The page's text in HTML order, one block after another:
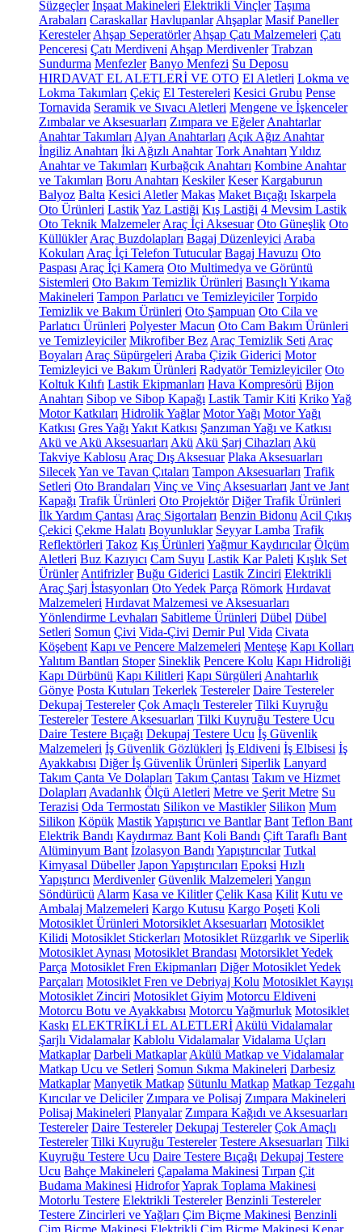
Süzgeçler İnşaat Makineleri Elektrikli Vinçler Taşıma
Arabaları Caraskallar Havlupanlar Ahşaplar Masif Paneller
Keresteler Ahşap Seperatörler Ahşap Çatı Malzemeleri Çatı
Penceresi Çatı Merdiveni Ahşap Merdivenler Trabzan
Sundurma Menfezler Banyo Menfezi Su Deposu
HIRDAVAT EL ALETLERİ VE OTO El Aletleri Lokma ve
Lokma Takımları Çekiç El Testereleri Kesici Grubu Pense
Tornavida Seramik ve Sıvacı Aletleri Mengene ve İşkenceler
Zımbalar ve Aksesuarları Zımpara ve Eğeler Anahtarlar
Anahtar Takımları Alyan Anahtarları Açık Ağız Anahtar
İngiliz Anahtarı İki Ağızlı Anahtar Tork Anahtarı Yıldız
Anahtar ve Takımları Kurbağcık Anahtarı Kombine Anahtar
ve Takımları Boru Anahtarı Keskiler Keser Kargaburun
Balyoz Balta Kesici Aletler Makas Maket Bıçağı Iskarpela
Oto Ürünleri LastikYaz Lastiği Kış Lastiği 4 Mevsim Lastik
Oto Teknik Malzemeler Araç İçi Aksesuar Oto Güneşlik Oto
Küllükler Araç Buzdolapları Bagaj Düzenleyici Araba
Kokuları Araç İçi Telefon Tutucular Bagaj Havuzu Oto
Paspası Araç İçi Kamera Oto Multimedya ve Görüntü
Sistemleri Oto Bakım Temizlik Ürünleri Basınçlı Yıkama
Makineleri Tampon Parlatıcı ve Temizleyiciler Torpido
Temizlik ve Bakım Ürünleri Oto Şampuan Oto Cila ve
Parlatıcı Ürünleri Polyester Macun Oto Cam Bakım Ürünleri
ve Temizleyiciler Mikrofiber Bez Araç Temizlik Seti Araç
Boyaları Araç Süpürgeleri Araba Çizik Giderici Motor
Temizleyici ve Bakım Ürünleri Radyatör Temizleyiciler Oto
Koltuk Kılıfı Lastik Ekipmanları Hava Kompresörü Bijon
Anahtarı Sibop ve Sibop Kapağı Lastik Tamir Kiti KrikoYağ
Motor Katkıları Hidrolik Yağlar Motor Yağı Motor Yağı
Katkısı Gres Yağı Yakıt Katkısı Şanzıman Yağı ve Katkısı
Akü ve Akü Aksesuarları Akü Akü Şarj Cihazları Akü
Takviye Kablosu Araç Dış Aksesuar Plaka Aksesuarları
SilecekYan ve Tavan Çıtaları Tampon Aksesuarları Trafik
Setleri Oto Brandaları Vinç ve Vinç Aksesuarları Jant ve Jant
Kapağı Trafik Ürünleri Oto Projektör Diğer Trafik Ürünleri
İlk Yardım Çantası Araç Sigortaları Benzin Bidonu Acil Çıkış
Çekici Çekme Halatı Boyunluklar Seyyar Lamba Trafik
Reflektörleri Takoz Kış Ürünleri Yağmur Kaydırıcılar Ölçüm
Aletleri Buz Kazıyıcı Cam Suyu Lastik Kar Paleti Kışlık Set
Ürünler Antifrizler Buğu Giderici Lastik Zinciri Elektrikli
Araç Şarj İstasyonları Oto Yedek Parça Römork Hırdavat
Malzemeleri Hırdavat Malzemesi ve Aksesuarları
Yönlendirme Levhaları Sabitleme Ürünleri Dübel Dübel
Setleri Somun Çivi Vida-Çivi Demir Pul Vida Civata
Köşebent Kapı ve Pencere Malzemeleri Menteşe Kapı Kolları
Yalıtım Bantları Stoper Sineklik Pencere Kolu Kapı Hidroliği
Kapı Dürbünü Kapı Kilitleri Kapı Sürgüleri Anahtarlık
Gönye Posta Kutuları Tekerlek Testereler Daire Testereler
Dekupaj Testereler Çok Amaçlı Testereler Tilki Kuyruğu
Testereler Testere Aksesuarları Tilki Kuyruğu Testere Ucu
Daire Testere Bıçağı Dekupaj Testere Ucu İş Güvenlik
Malzemeleri İş Güvenlik Gözlükleri İş Eldiveni İş Elbisesi İş
Ayakkabısı Diğer İş Güvenlik Ürünleri Siperlik Lanyard
Takım Çanta Ve Dolapları Takım Çantası Takım ve Hizmet
Dolapları Avadanlık Ölçü Aletleri Metre ve Şerit Metre Su
Terazisi Oda Termostatı Silikon ve Mastikler Silikon Mum
Silikon Köpük MastikYapıştırıcı ve Bantlar Bant Teflon Bant
Elektrik Bandı Kaydırmaz Bant Koli Bandı Çift Taraflı Bant
Alüminyum Bant İzolasyon Bandı Yapıştırıcılar Tutkal
Kimyasal Dübeller Japon Yapıştırıcıları Epoksi Hızlı
Yapıştırıcı Merdivenler Güvenlik Malzemeleri Yangın
Söndürücü Alarm Kasa ve Kilitler Çelik Kasa Kilit Kutu ve
Ambalaj Malzemeleri Kargo Kutusu Kargo Poşeti Koli
Motosiklet Ürünleri Motorsiklet Aksesuarları Motosiklet
Kilidi Motosiklet Stickerları Motosiklet Rüzgarlık ve Siperlik
Motosiklet Aynası Motosiklet Brandası Motorsiklet Yedek
Parça Motosiklet Fren Ekipmanları Diğer Motosiklet Yedek
Parçaları Motosiklet Fren ve Debriyaj Kolu Motosiklet Kayışı
Motosiklet Zinciri Motosiklet Giyim Motorcu Eldiveni
Motorcu Botu ve Ayakkabısı Motorcu Yağmurluk Motosiklet
Kaskı ELEKTRİKLİ EL ALETLERİ Akülü Vidalamalar
Şarjlı Vidalamalar Kablolu Vidalamalar Vidalama Uçları
Matkaplar Darbeli Matkaplar Akülü Matkap ve Vidalamalar
Matkap Ucu ve Setleri Somun Sıkma Makineleri Darbesiz
Matkaplar Manyetik Matkap Sütunlu Matkap Matkap Tezgahı
Kırıcılar ve Deliciler Zımpara ve Polisaj Zımpara Makineleri
Polisaj Makineleri Planyalar Zımpara Kağıdı ve Aksesuarları
Testereler Daire Testereler Dekupaj Testereler Çok Amaçlı
Testereler Tilki Kuyruğu Testereler Testere Aksesuarları Tilki
Kuyruğu Testere Ucu Daire Testere Bıçağı Dekupaj Testere
Ucu Bahçe Makineleri Çapalama Makinesi Tırpan Çit
Budama Makinesi HidroforYaprak Toplama Makinesi
Motorlu Testere Elektrikli Testereler Benzinli Testereler
Testere Zincirleri ve Yağları Çim Biçme Makinesi Benzinli
Çim Biçme Makinesi Elektrikli Çim Biçme Makinesi Kenar